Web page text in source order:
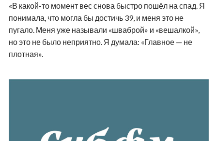
«В какой-то момент вес снова быстро пошёл на спад. Я
понимала, что могла бы достичь 39, и меня это не
пугало. Меня уже называли «шваброй» и «вешалкой»,
но это не было неприятно. Я думала: «Главное — не
плотная».